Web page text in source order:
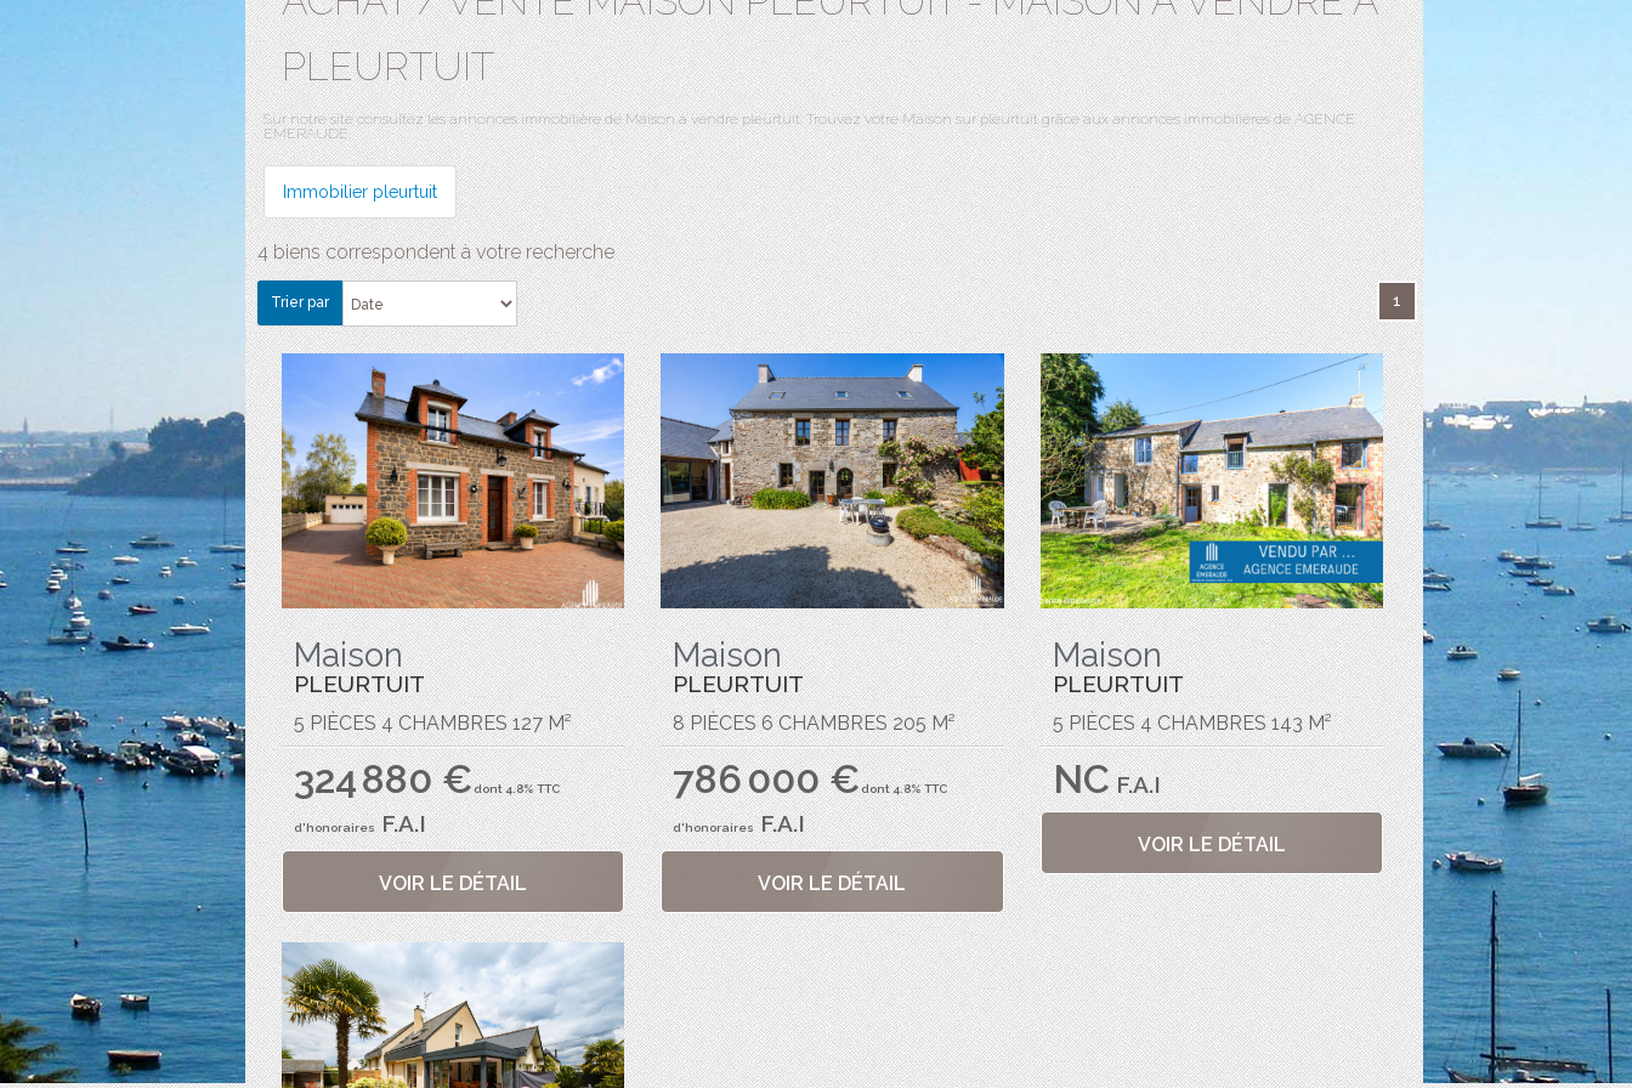
PLEURTUIT
Sur notre site consultez les annonces immobilière de Maison à vendre pleurtuit. Trouvez votre Maison sur pleurtuit grâce aux annonces immobilières de AGENCE
EMERAUDE.
Immobilier pleurtuit
4 biens correspondent à votre recherche
Trier par 1
Maison
PLEURTUIT
5 PIÈCES 4 CHAMBRES 127 M²
324 880 €dont 4.8% TTC
d'honorairesF.A.I
VOIR LE DÉTAIL
Maison
PLEURTUIT
8 PIÈCES 6 CHAMBRES 205 M²
786 000 €dont 4.8% TTC
d'honorairesF.A.I
VOIR LE DÉTAIL
Maison
PLEURTUIT
5 PIÈCES 4 CHAMBRES 143 M²
NCF.A.I
VOIR LE DÉTAIL